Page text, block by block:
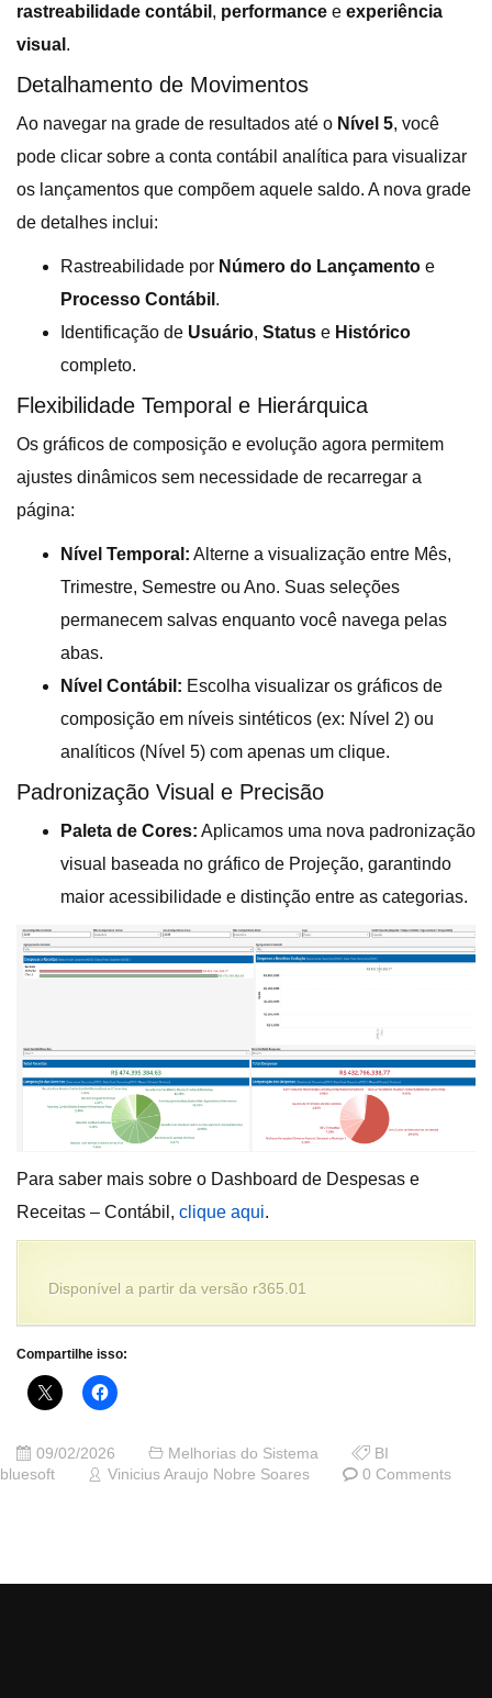
rastreabilidade contábil , performance e experiência
visual .
Detalhamento de Movimentos
Ao navegar na grade de resultados até o Nível 5, você
pode clicar sobre a conta contábil analítica para visualizar
os lançamentos que compõem aquele saldo. A nova grade
de detalhes inclui:
Rastreabilidade por Número do Lançamento e
Processo Contábil .
Identificação de Usuário, Status e Histórico
completo.
Flexibilidade Temporal e Hierárquica
Os gráficos de composição e evolução agora permitem
ajustes dinâmicos sem necessidade de recarregar a
página:
Nível Temporal: Alterne a visualização entre Mês,
Trimestre, Semestre ou Ano. Suas seleções
permanecem salvas enquanto você navega pelas
abas.
Nível Contábil: Escolha visualizar os gráficos de
composição em níveis sintéticos (ex: Nível 2) ou
analíticos (Nível 5) com apenas um clique.
Padronização Visual e Precisão
Paleta de Cores: Aplicamos uma nova padronização
visual baseada no gráfico de Projeção, garantindo
maior acessibilidade e distinção entre as categorias.
Para saber mais sobre o Dashboard de Despesas e
Receitas – Contábil, clique aqui.
Disponível a partir da versão r365.01
Compartilhe isso:
09/02/2026 Melhorias do Sistema
BI
bluesoft
Vinicius Araujo Nobre Soares 0 Comments